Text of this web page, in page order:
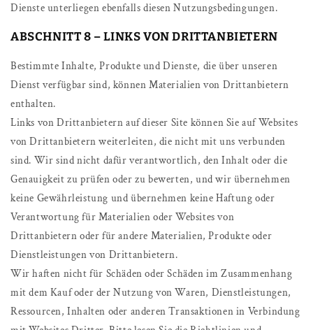
Dienste unterliegen ebenfalls diesen Nutzungsbedingungen.
ABSCHNITT 8 – LINKS VON DRITTANBIETERN
Bestimmte Inhalte, Produkte und Dienste, die über unseren
Dienst verfügbar sind, können Materialien von Drittanbietern
enthalten.
Links von Drittanbietern auf dieser Site können Sie auf Websites
von Drittanbietern weiterleiten, die nicht mit uns verbunden
sind. Wir sind nicht dafür verantwortlich, den Inhalt oder die
Genauigkeit zu prüfen oder zu bewerten, und wir übernehmen
keine Gewährleistung und übernehmen keine Haftung oder
Verantwortung für Materialien oder Websites von
Drittanbietern oder für andere Materialien, Produkte oder
Dienstleistungen von Drittanbietern.
Wir haften nicht für Schäden oder Schäden im Zusammenhang
mit dem Kauf oder der Nutzung von Waren, Dienstleistungen,
Ressourcen, Inhalten oder anderen Transaktionen in Verbindung